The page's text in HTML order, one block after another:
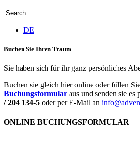
DE
Buchen Sie Ihren Traum
Sie haben sich für ihr ganz persönliches
Buchen sie gleich hier online oder füllen
Buchungsformular aus und senden sie es
/ 204 134-5 oder per E-Mail an
ONLINE BUCHUNGSFORMULAR